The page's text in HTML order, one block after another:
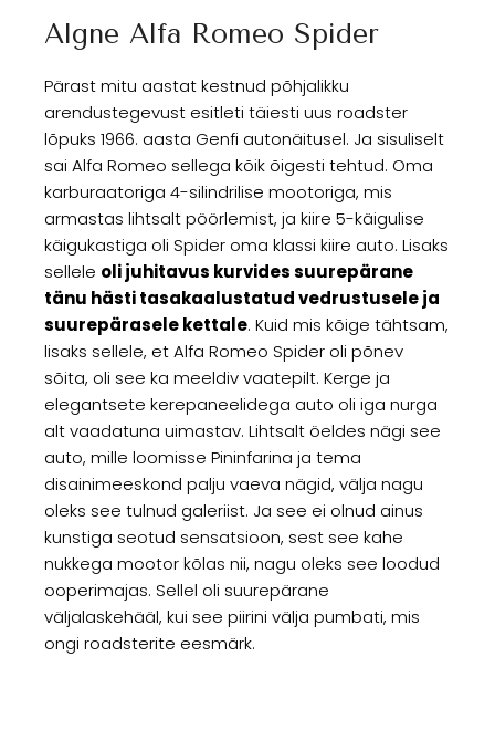
Algne Alfa Romeo Spider
Pärast mitu aastat kestnud põhjalikku
arendustegevust esitleti täiesti uus roadster
lõpuks 1966. aasta Genfi autonäitusel. Ja sisuliselt
sai Alfa Romeo sellega kõik õigesti tehtud. Oma
karburaatoriga 4-silindrilise mootoriga, mis
armastas lihtsalt pöörlemist, ja kiire 5-käigulise
käigukastiga oli Spider oma klassi kiire auto. Lisaks
sellele oli juhitavus kurvides suurepärane
tänu hästi tasakaalustatud vedrustusele ja
suurepärasele kettale. Kuid mis kõige tähtsam,
lisaks sellele, et Alfa Romeo Spider oli põnev
sõita, oli see ka meeldiv vaatepilt. Kerge ja
elegantsete kerepaneelidega auto oli iga nurga
alt vaadatuna uimastav. Lihtsalt öeldes nägi see
auto, mille loomisse Pininfarina ja tema
disainimeeskond palju vaeva nägid, välja nagu
oleks see tulnud galeriist. Ja see ei olnud ainus
kunstiga seotud sensatsioon, sest see kahe
nukkega mootor kõlas nii, nagu oleks see loodud
ooperimajas. Sellel oli suurepärane
väljalaskehääl, kui see piirini välja pumbati, mis
ongi roadsterite eesmärk.